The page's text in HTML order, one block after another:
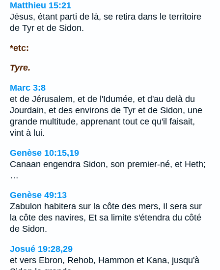
Matthieu 15:21
Jésus, étant parti de là, se retira dans le territoire
de Tyr et de Sidon.
*etc:
Tyre.
Marc 3:8
et de Jérusalem, et de l'Idumée, et d'au delà du
Jourdain, et des environs de Tyr et de Sidon, une
grande multitude, apprenant tout ce qu'il faisait,
vint à lui.
Genèse 10:15,19
Canaan engendra Sidon, son premier-né, et Heth;
…
Genèse 49:13
Zabulon habitera sur la côte des mers, Il sera sur
la côte des navires, Et sa limite s'étendra du côté
de Sidon.
Josué 19:28,29
et vers Ebron, Rehob, Hammon et Kana, jusqu'à